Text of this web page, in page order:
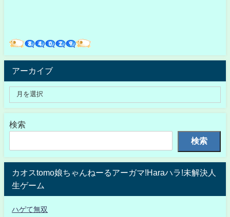
アーカイブ
検索
検索
カオスtomo娘ちゃんねーるアーガマ!Haraハラ!未解決人
生ゲーム
ハゲて無双